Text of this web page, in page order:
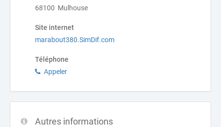
68100 Mulhouse
Site internet
marabout380.SimDif.com
Téléphone
Appeler
Autres informations